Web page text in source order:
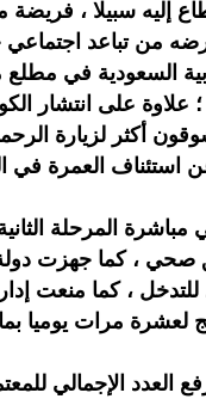
إليه سبيلا ، فريضة
من تباعد
السعودية في
علاوة على انتشار
أكثر لزيارة
العمرة في
مباشرة المرحلة
مرافق صحي ، كما
للتدخل ، كما منعت
لعشرة مرات يوميا
سيرفع العدد